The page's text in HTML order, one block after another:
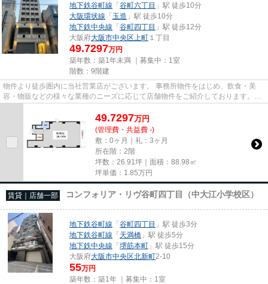
地下鉄谷町線 「谷町六丁目 」駅 徒歩10分
大阪環状線 「玉造 」駅 徒歩10分
地下鉄中央線 「谷町四丁目 」駅 徒歩12分
大阪府大阪市中央区 上町 １丁目
49.7297万円
築年数：築1年未満 ｜募集中： 1室
階数：9階建
物件より徒歩圏内に当社営業店がございます。 事務所物件をはじめ、飲食・美
容・物販などの様々な業種のニーズに応じて店舗物件をご紹介しております。
尚、弊社ではおとり広告は一切...
49.7297万円
(管理費・共益費 -)
敷：0ヶ月｜礼：3ヶ月
所在階：2階
坪数：26.91坪｜面積：88.98㎡
坪単価： 1.85万円
賃貸｜店舗一部 コンフォリア・リヴ谷町四丁目（中大江小学校区）
地下鉄谷町線 「谷町四丁目 」駅 徒歩3分
地下鉄谷町線 「天満橋 」駅 徒歩5分
地下鉄中央線 「堺筋本町 」駅 徒歩15分
大阪府大阪市中央区北新町2-10
55万円
築年数：築1年 ｜募集中： 1室